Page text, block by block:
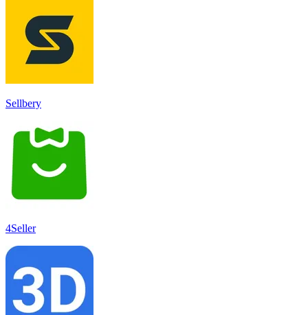
Sellbery
4Seller